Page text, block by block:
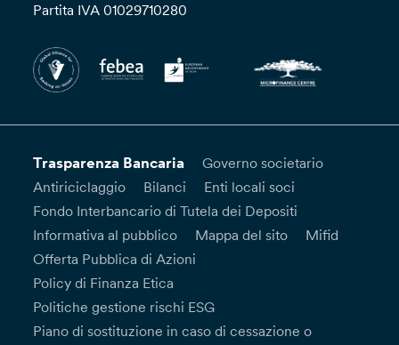
Partita IVA 01029710280
Trasparenza Bancaria
Governo societario
Antiriciclaggio
Bilanci
Enti locali soci
Fondo Interbancario di Tutela dei Depositi
Informativa al pubblico
Mappa del sito
Mifid
Offerta Pubblica di Azioni
Policy di Finanza Etica
Politiche gestione rischi ESG
Piano di sostituzione in caso di cessazione o